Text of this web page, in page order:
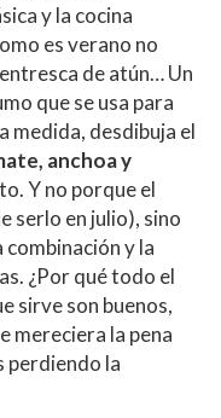
y la cocina
es verano no
de atún… Un
que se usa para
medida, desdibuja el
anchoa y
Y no porque el
serlo en julio), sino
y la
¿Por qué todo el
sirve son buenos,
mereciera la pena
perdiendo la